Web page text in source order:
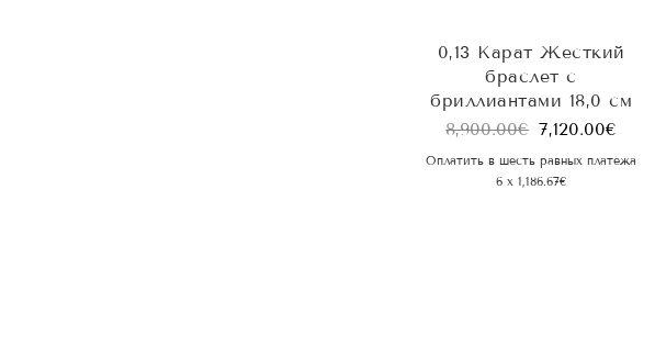
0,13 Карат Жесткий
браслет с
бриллиантами 18,0 см
8,900.00€ 7,120.00€
Оплатить в шесть равных платежа
6 x 1,186.67€